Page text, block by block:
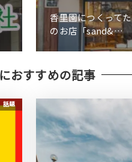
香里園につくって
のお店「sand&…
おすすめの記事
話題